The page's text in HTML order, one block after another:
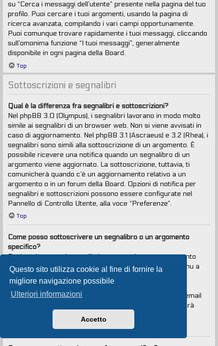
Questo sito utilizza cookie al fine di fornire la
migliore navigazione possibile
Ulteriori informazioni
Accetto
su “Cerca i messaggi dell’utente” presente nella pagina del tuo
profilo. Puoi cercare i tuoi argomenti, usando la pagina di
ricerca avanzata, compilando i vari campi opportunamente.
Puoi comunque trovare rapidamente i tuoi messaggi, cliccando
sull’omonima funzione “I tuoi messaggi”, generalmente
disponibile in ogni pagina della Board.
Top
Sottoscrizioni e segnalibri
Qual è la differenza fra segnalibri e sottoscrizioni?
Nel phpBB 3.0 (Olympus), i segnalibri lavorano in modo molto
simile ai segnalibri di un browser web. Non si viene avvisati in
caso di aggiornamento. Nel phpBB 3.1 (Ascraeus) e 3.2 (Rhea), i
segnalibri sono simili alla sottoscrizione di un argomento. È
possibile ricevere una notifica quando un segnalibro di un
argomento viene aggiornato. La sottoscrizione, tuttavia, ti
comunicherà quando c’è un aggiornamento relativo a un
argomento o in un forum della Board. Opzioni di notifica per
segnalibri e sottoscrizioni possono essere configurate nel
Pannello di Controllo Utente, alla voce “Preferenze”.
Top
Come posso sottoscrivere un segnalibro o un argomento
specifico?
Puoi aggiungere ai segnalibri o sottoscrivere un argomento
specifico cliccando sul collegamento appropriato nel menu a
tendina “Strumenti argomento”, situato vicino alla parte
superiore e inferiore di un argomento.
Rispondendo a un argomento con la voce “Avvisami via email
quando si risponde in questo argomento” selezionata, sarà
anche sottoscritto l’argomento.